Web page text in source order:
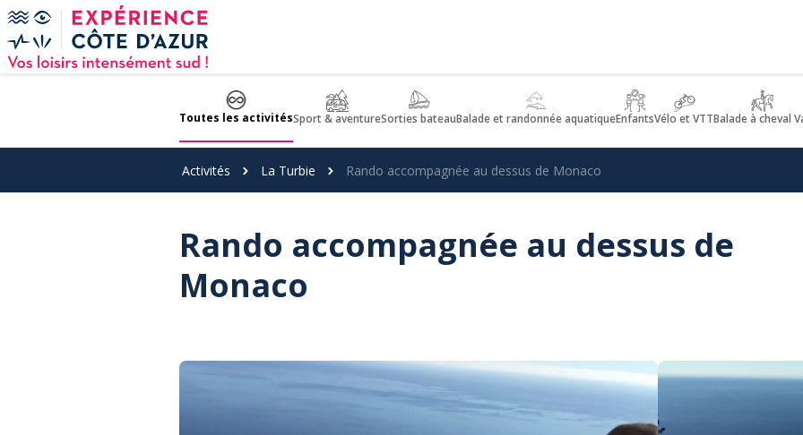
Panneau de gestion des cookies
Toutes les activitésSport & aventureSorties bateauBalade et randonnée aquatiqueEnfantsVélo et VTTBalade à cheval
Activités La Turbie Rando accompagnée au dessus de Monaco
Rando accompagnée au dessus de
Monaco